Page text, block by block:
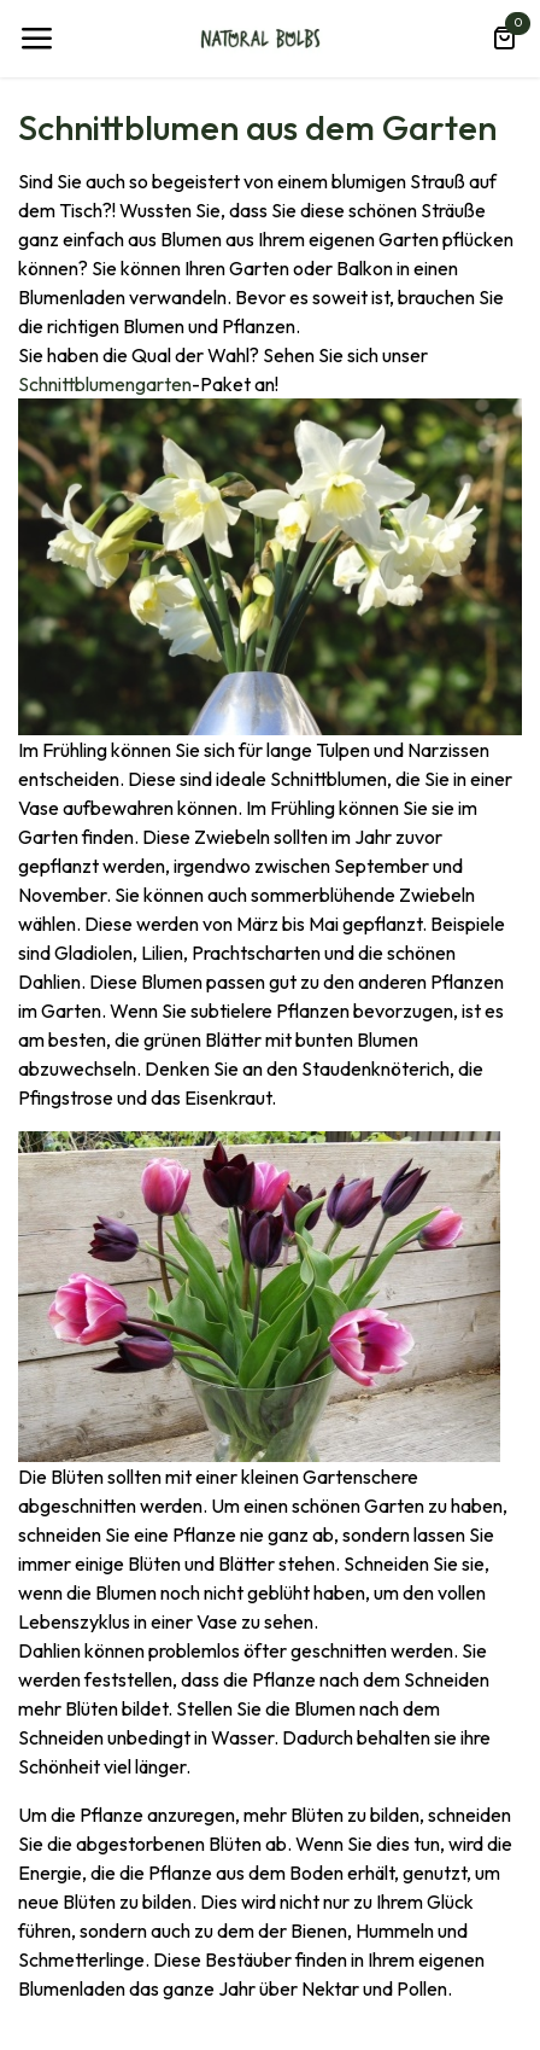
0
Schnittblumen aus dem Garten
Sind Sie auch so begeistert von einem blumigen Strauß auf
dem Tisch?! Wussten Sie, dass Sie diese schönen Sträuße
ganz einfach aus Blumen aus Ihrem eigenen Garten pflücken
können? Sie können Ihren Garten oder Balkon in einen
Blumenladen verwandeln. Bevor es soweit ist, brauchen Sie
die richtigen Blumen und Pflanzen.
Sie haben die Qual der Wahl? Sehen Sie sich unser
Schnittblumengarten-Paket an!
Im Frühling können Sie sich für lange Tulpen und Narzissen
entscheiden. Diese sind ideale Schnittblumen, die Sie in einer
Vase aufbewahren können. Im Frühling können Sie sie im
Garten finden. Diese Zwiebeln sollten im Jahr zuvor
gepflanzt werden, irgendwo zwischen September und
November. Sie können auch sommerblühende Zwiebeln
wählen. Diese werden von März bis Mai gepflanzt. Beispiele
sind Gladiolen, Lilien, Prachtscharten und die schönen
Dahlien. Diese Blumen passen gut zu den anderen Pflanzen
im Garten. Wenn Sie subtielere Pflanzen bevorzugen, ist es
am besten, die grünen Blätter mit bunten Blumen
abzuwechseln. Denken Sie an den Staudenknöterich, die
Pfingstrose und das Eisenkraut.
Die Blüten sollten mit einer kleinen Gartenschere
abgeschnitten werden. Um einen schönen Garten zu haben,
schneiden Sie eine Pflanze nie ganz ab, sondern lassen Sie
immer einige Blüten und Blätter stehen. Schneiden Sie sie,
wenn die Blumen noch nicht geblüht haben, um den vollen
Lebenszyklus in einer Vase zu sehen.
​Dahlien können problemlos öfter geschnitten werden. Sie
werden feststellen, dass die Pflanze nach dem Schneiden
mehr Blüten bildet. Stellen Sie die Blumen nach dem
Schneiden unbedingt in Wasser. Dadurch behalten sie ihre
Schönheit viel länger.
Um die Pflanze anzuregen, mehr Blüten zu bilden, schneiden
Sie die abgestorbenen Blüten ab. Wenn Sie dies tun, wird die
Energie, die die Pflanze aus dem Boden erhält, genutzt, um
neue Blüten zu bilden. Dies wird nicht nur zu Ihrem Glück
führen, sondern auch zu dem der Bienen, Hummeln und
Schmetterlinge. Diese Bestäuber finden in Ihrem eigenen
Blumenladen das ganze Jahr über Nektar und Pollen.